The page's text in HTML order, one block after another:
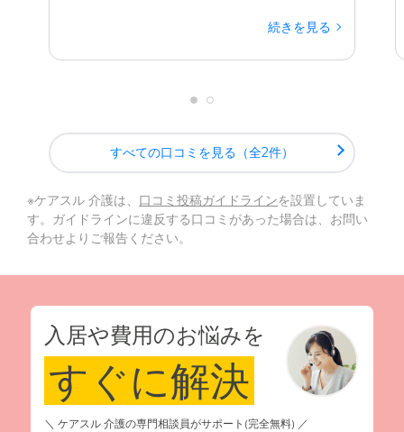
続きを見る
すべての口コミを見る（全2件）
※ケアスル 介護は、 口コミ投稿ガイドラインを設置していま
す。ガイドラインに違反する口コミがあった場合は、お問い
合わせよりご報告ください。
入居や費用のお悩みを
すぐに解決
＼ ケアスル 介護の専門相談員がサポート(完全無料) ／